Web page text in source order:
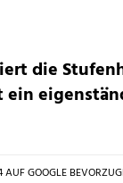
die
AUF GOOGLE